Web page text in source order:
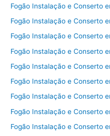
Fogão Instalação e Conserto
Fogão Instalação e Conserto
Fogão Instalação e Conserto
Fogão Instalação e Conserto
Fogão Instalação e Conserto
Fogão Instalação e Conserto
Fogão Instalação e Conserto
Fogão Instalação e Conserto
Fogão Instalação e Conserto